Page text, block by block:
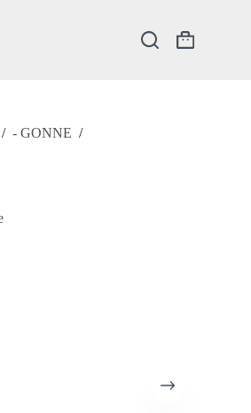
Carrello
/ - GONNE /